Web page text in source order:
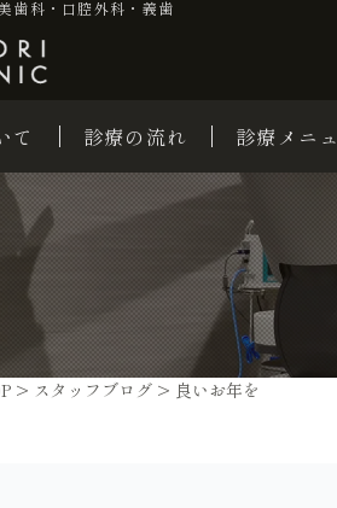
歯科・口腔外科・義歯
て 診療の流れ 診療メニ
> スタッフブログ > 良いお年を